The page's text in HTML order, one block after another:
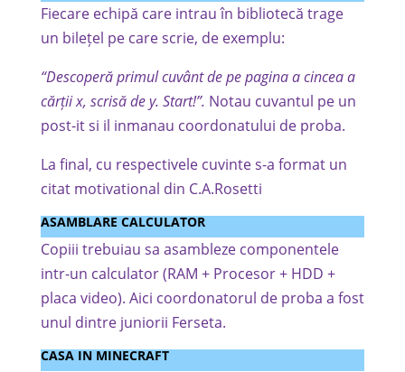
Fiecare echipă care intrau în bibliotecă trage
un bilețel pe care scrie, de exemplu:
“Descoperă primul cuvânt de pe pagina a cincea a
cărții x, scrisăde y. Start!”. Notau cuvantul pe un
post-it si il inmanau coordonatului de proba.
La final, cu respectivele cuvinte s-a format un
citat motivational din C.A.Rosetti
ASAMBLARE CALCULATOR
Copiii trebuiau sa asambleze componentele
intr-un calculator (RAM + Procesor + HDD +
placa video). Aici coordonatorul de proba a fost
unul dintre juniorii Ferseta.
CASA IN MINECRAFT